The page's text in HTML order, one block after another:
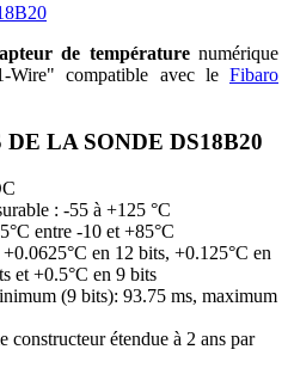
de températurenumérique
Wire" compatible avec le Fibaro
LA SONDE DS18B20
: -55 à +125 °C
entre -10 et +85°C
en 12 bits, +0.125°C en
et +0.5°C en 9 bits
(9 bits): 93.75 ms, maximum
constructeur étendue à 2 ans par